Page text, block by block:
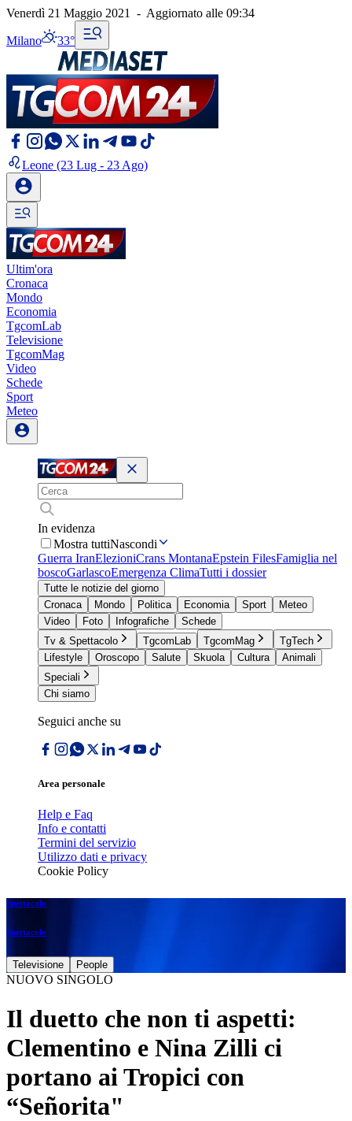
Venerdì 21 Maggio 2021 - Aggiornato alle 09:34
Milano 33°
Leone (23 Lug - 23 Ago)
Ultim'ora
Cronaca
Mondo
Economia
TgcomLab
Televisione
TgcomMag
Video
Schede
Sport
Meteo
In evidenza
Mostra tuttiNascondi
Guerra IranElezioniCrans MontanaEpstein FilesFamiglia nel
boscoGarlascoEmergenza ClimaTutti i dossier
Tutte le notizie del giorno
Cronaca
Mondo Politica Economia Sport
Meteo
Video
Foto Infografiche
Schede
Tv & Spettacolo
TgcomLab TgcomMag
TgTech
Lifestyle
Oroscopo Salute Skuola Cultura
Animali
Speciali
Chi siamo
Seguici anche su
Area personale
Help e Faq
Info e contatti
Termini del servizio
Utilizzo dati e privacy
Cookie Policy
Spettacolo
Spettacolo
Televisione People
NUOVO SINGOLO
Il duetto che non ti aspetti:
Clementino e Nina Zilli ci
portano ai Tropici con
“Señorita"